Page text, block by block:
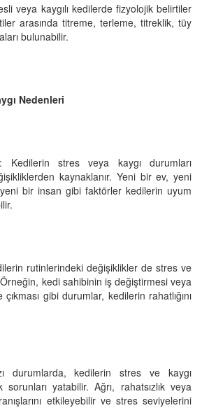
veya kaygılı kedilerde fizyolojik belirtiler
arasında titreme, terleme, titreklik, tüy
bulunabilir.
Nedenleri
Kedilerin stres veya kaygı durumları
kaynaklanır. Yeni bir ev, yeni
bir insan gibi faktörler kedilerin uyum
rutinlerindeki değişiklikler de stres ve
kedi sahibinin iş değiştirmesi veya
gibi durumlar, kedilerin rahatlığını
durumlarda, kedilerin stres ve kaygı
sorunları yatabilir. Ağrı, rahatsızlık veya
etkileyebilir ve stres seviyelerini